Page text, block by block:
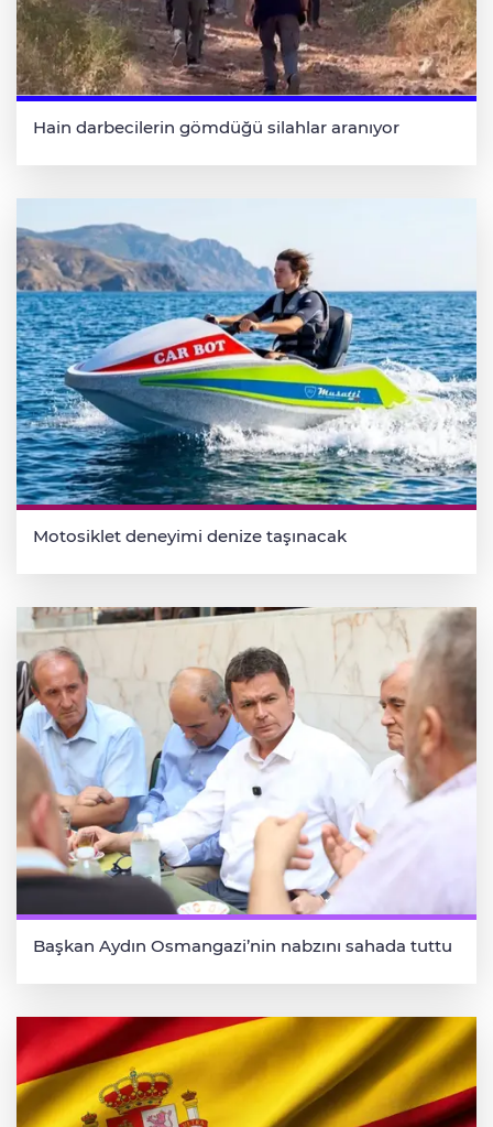
Hain darbecilerin gömdüğü silahlar aranıyor
Motosiklet deneyimi denize taşınacak
Başkan Aydın Osmangazi’nin nabzını sahada tuttu